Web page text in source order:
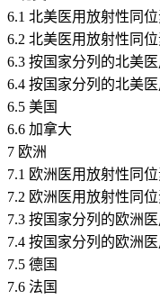
6.1 北美医用放射性同
6.2 北美医用放射性同
6.3 按国家分列的北美
6.4 按国家分列的北美
6.5 美国
6.6 加拿大
7 欧洲
7.1 欧洲医用放射性同
7.2 欧洲医用放射性同
7.3 按国家分列的欧洲
7.4 按国家分列的欧洲
7.5 德国
7.6 法国